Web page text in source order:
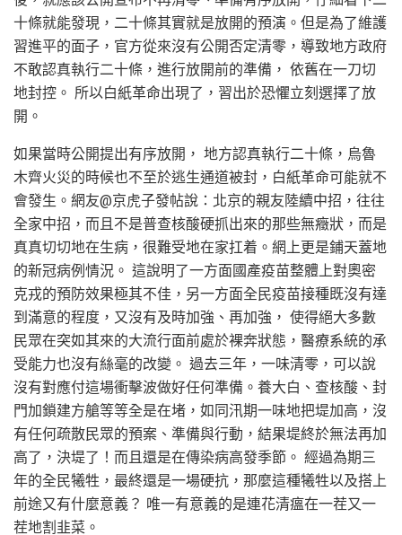
十條就能發現，二十條其實就是放開的預演。但是為了維護
習進平的面子，官方從來沒有公開否定清零，導致地方政府
不敢認真執行二十條，進行放開前的準備， 依舊在一刀切
地封控。 所以白紙革命出現了，習出於恐懼立刻選擇了放
開。
如果當時公開提出有序放開， 地方認真執行二十條，烏魯
木齊火災的時候也不至於逃生通道被封，白紙革命可能就不
會發生。網友@京虎子發帖說：北京的親友陸續中招，往往
全家中招，而且不是普查核酸硬抓出來的那些無癥狀，而是
真真切切地在生病，很難受地在家扛着。網上更是鋪天蓋地
的新冠病例情況。 這說明了一方面國產疫苗整體上對奧密
克戎的預防效果極其不佳，另一方面全民疫苗接種既沒有達
到滿意的程度，又沒有及時加強、再加強， 使得絕大多數
民眾在突如其來的大流行面前處於裸奔狀態，醫療系統的承
受能力也沒有絲毫的改變。 過去三年，一味清零，可以說
沒有對應付這場衝擊波做好任何準備。養大白、查核酸、封
門加鎖建方艙等等全是在堵，如同汛期一味地把堤加高，沒
有任何疏散民眾的預案、準備與行動，結果堤終於無法再加
高了，決堤了！而且還是在傳染病高發季節。 經過為期三
年的全民犧牲，最終還是一場硬抗，那麼這種犧牲以及搭上
前途又有什麼意義？ 唯一有意義的是連花清瘟在一茬又一
茬地割韭菜。